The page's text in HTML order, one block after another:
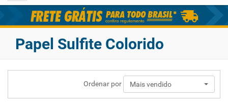
navigation
Papel Sulfite Colorido
Ordenar por Mais vendido